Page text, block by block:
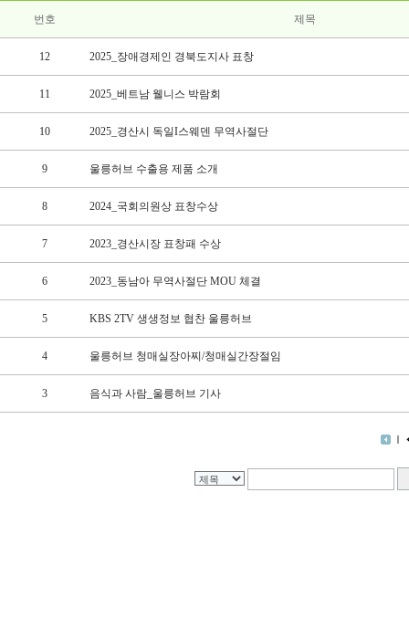
번호 제목
12 2025_장애경제인 경북도지사 표창
11 2025_베트남 웰니스 박람회
10 2025_경산시 독일Ι스웨덴 무역사절단
9 울릉허브 수출용 제품 소개
8 2024_국회의원상 표창수상
7 2023_경산시장 표창패 수상
6 2023_동남아 무역사절단 MOU 체결
5 KBS 2TV 생생정보 협찬 울릉허브
4 울릉허브 청매실장아찌/청매실간장절임
3 음식과 사람_울릉허브 기사